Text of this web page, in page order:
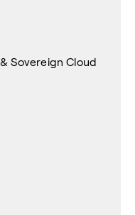
Sovereign Cloud